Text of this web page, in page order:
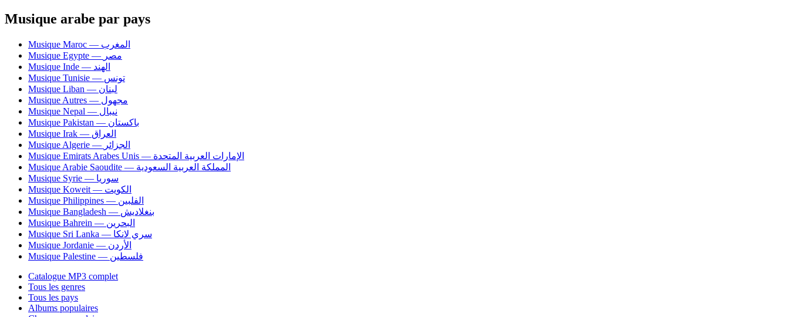
Musique arabe par pays
Musique Maroc — المغرب
Musique Egypte — مصر
Musique Inde — الهند
Musique Tunisie — تونس
Musique Liban — لبنان
Musique Autres — مجهول
Musique Nepal — نيبال
Musique Pakistan — باكستان
Musique Irak — العراق
Musique Algerie — الجزائر
Musique Emirats Arabes Unis — الإمارات العربية المتحدة
Musique Arabie Saoudite — المملكة العربية السعودية
Musique Syrie — سوريا
Musique Koweit — الكويت
Musique Philippines — الفلبين
Musique Bangladesh — بنغلاديش
Musique Bahrein — البحرين
Musique Sri Lanka — سري لانكا
Musique Jordanie — الأردن
Musique Palestine — فلسطين
Catalogue MP3 complet
Tous les genres
Tous les pays
Albums populaires